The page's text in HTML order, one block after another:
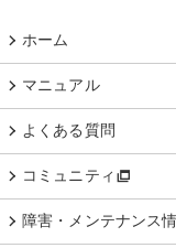
ホーム
マニュアル
よくある質問
コミュニティ
障害・メンテナンス